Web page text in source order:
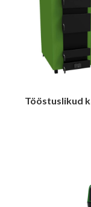
Tööstuslikud